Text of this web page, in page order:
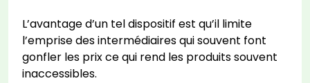
L’avantage d’un tel dispositif est qu’il limite
l’emprise des intermédiaires qui souvent font
gonfler les prix ce qui rend les produits souvent
inaccessibles.